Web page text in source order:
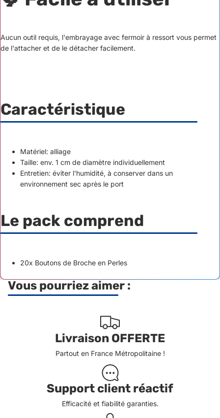
Aucun outil requis, l'embrayage avec fermoir à ressort vous permet
de l'attacher et de le détacher facilement.
Caractéristique
Matériel: alliage
Taille: env. 1 cm de diamètre individuellement
Entretien: éviter l'humidité, à conserver dans un
environnement sec après le port
Le pack comprend
20x Boutons de Broche en Perles
Vous pourriez aimer :
Livraison OFFERTE
Partout en France Métropolitaine !
Support client réactif
Efficacité et fiabilité garanties.